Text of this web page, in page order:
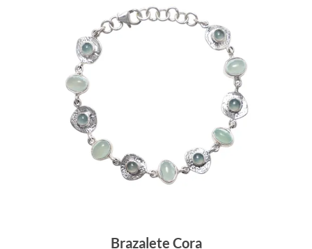
Brazalete Cora